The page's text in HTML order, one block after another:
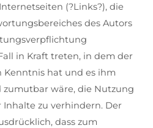
(?Links?), die
des Autors
in Kraft treten, in dem der
hat und es ihm
wäre, die Nutzung
zu verhindern. Der
dass zum